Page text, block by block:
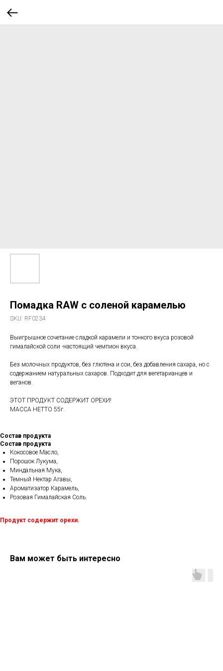
Помадка RAW с соленой карамелью
SKU: RF0234
Выигрышное сочетание сладкой карамели и тонкого вкуса розовой
гималайской соли -настоящий чемпион вкуса.
Без молочных продуктов, без глютена и сои, без добавления сахара, но с
содержанием натуральных сахаров. Подходит для вегетарианцев и
веганов.
ЭТОТ ПРОДУКТ СОДЕРЖИТ ОРЕХИ!
МАССА НЕТТО 55г.
Состав продукта
Состав продукта
Кокосовое Масло,
Порошок Лукума,
Миндальная Мука,
Темный Нектар Агавы,
Ароматизатор Карамель,
Розовая Гималайская Соль.
Продукт содержит орехи.
Вам может быть интересно